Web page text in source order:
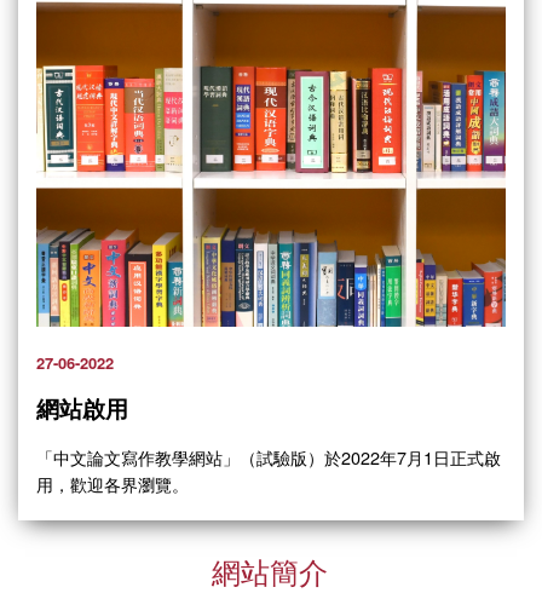
27-06-2022
網站啟用
「中文論文寫作教學網站」（試驗版）於2022年7月1日正式啟
用，歡迎各界瀏覽。
網站簡介